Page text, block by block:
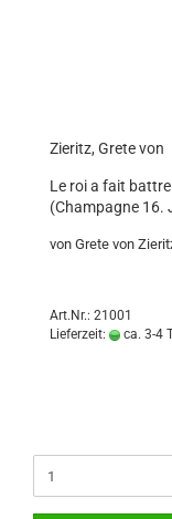
Zieritz, Grete von
Le roi a fait
(Champagne 16.
von Grete von
Art.Nr.: 21001
Lieferzeit:
ca. 3-4